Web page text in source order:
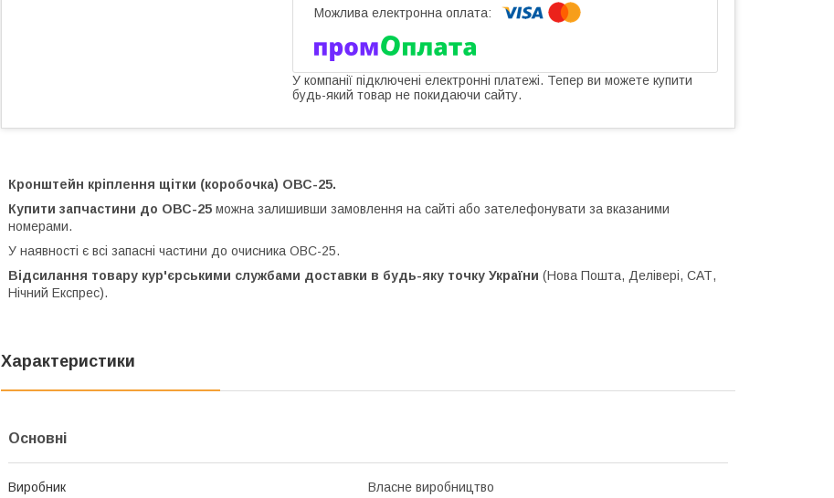
У компанії підключені електронні платежі. Тепер ви можете купити
будь-який товар не покидаючи сайту.
Кронштейн кріплення щітки (коробочка) ОВС-25.
Купити запчастини до ОВС-25 можна залишивши замовлення на сайті або зателефонувати за вказаними
номерами.
У наявності є всі запасні частини до очисника ОВС-25.
Відсилання товару кур'єрськими службами доставки в будь-яку точку України (Нова Пошта, Делівері, САТ,
Нічний Експрес).
Характеристики
Основні
Виробник Власне виробництво